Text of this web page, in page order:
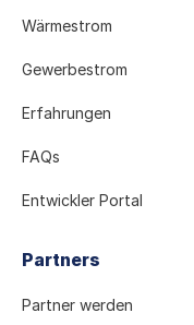
Wärmestrom
Gewerbestrom
Erfahrungen
FAQs
Entwickler Portal
Partners
Partner werden